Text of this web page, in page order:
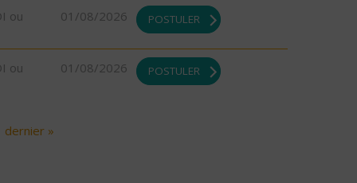
ou 01/08/2026 POSTULER
ou 01/08/2026 POSTULER
dernier »